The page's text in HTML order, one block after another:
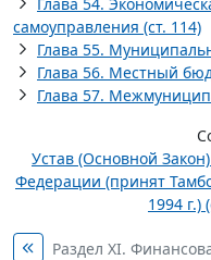
самоуправления (ст. 114)
Глава 55.
Глава 56. Местный
Глава 57.
Устав (Основной
Федерации (принят
1994
Раздел XI.